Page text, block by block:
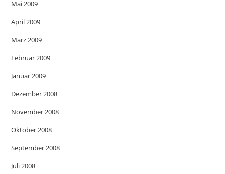
Mai 2009
April 2009
März 2009
Februar 2009
Januar 2009
Dezember 2008
November 2008
Oktober 2008
September 2008
Juli 2008